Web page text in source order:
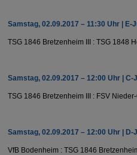
Samstag, 02.09.2017 – 11:30 Uhr |
TSG 1846 Bretzenheim III : TSG 1848
Samstag, 02.09.2017 – 12:00 Uhr |
TSG 1846 Bretzenheim III : FSV
Samstag, 02.09.2017 – 12:00 Uhr |
VfB Bodenheim : TSG 1846